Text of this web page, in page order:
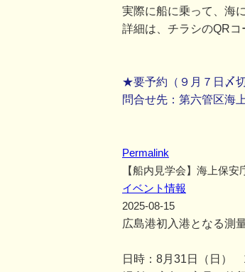
実際に船に乗って、海
詳細は、チラシのQRコ
★要予約（９月７日〆切
問合せ先：第六管区海
Permalink
【船内見学会】海上保
イベント情報
2025-08-15
広島港初入港となる測
日時：8月31日（日）